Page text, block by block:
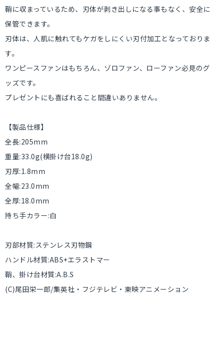
鞘に収まっているため、刃体が剥き出しになる事もなく、安全に
保管できます。
刃体は、人肌に触れてもケガをしにくい刃付加工となっておりま
す。
ワンピースファンはもちろん、ゾロファン、ローファン必見のグ
ッズです。
プレゼントにも喜ばれること間違いありません。
【製品仕様】
全長:205mm
重量:33.0g(横掛け台18.0g)
刃厚:1.8mm
全幅:23.0mm
全厚:18.0mm
持ち手カラー:白
刃部材質:ステンレス刃物鋼
ハンドル材質:ABS+エラストマー
鞘、掛け台材質:A.B.S
(C)尾田栄一郎/集英社・フジテレビ・東映アニメーション